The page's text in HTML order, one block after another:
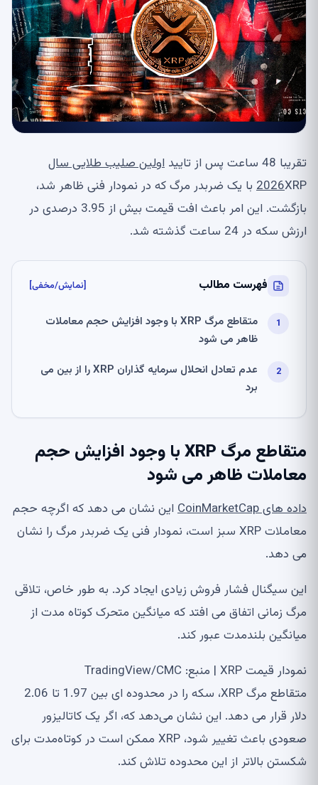
تقریبا 48 ساعت پس از تایید
اولین صلیب طلایی سال
2026 XRP با یک ضربدر مرگ که در نمودار فنی ظاهر شد،
بازگشت. این امر باعث افت قیمت بیش از 3.95 درصدی در
ارزش سکه در 24 ساعت گذشته شد.
فهرست مطالب [نمایش/مخفی]
متقاطع مرگ XRP با وجود افزایش حجم معاملات
ظاهر می شود
عدم تعادل انحلال سرمایه گذاران XRP را از بین می
برد
متقاطع مرگ XRP با وجود افزایش حجم
معاملات ظاهر می شود
داده های CoinMarketCap
این نشان می دهد که اگرچه حجم
معاملات XRP سبز است، نمودار فنی یک ضربدر مرگ را نشان
می دهد.
این سیگنال فشار فروش زیادی ایجاد کرد. به طور خاص، تلاقی
مرگ زمانی اتفاق می افتد که میانگین متحرک کوتاه مدت از
میانگین بلندمدت عبور کند.
نمودار قیمت XRP | منبع: TradingView/CMC
متقاطع مرگ XRP، سکه را در محدوده ای بین 1.97 تا 2.06
دلار قرار می دهد. این نشان می‌دهد که، اگر یک کاتالیزور
صعودی باعث تغییر شود، XRP ممکن است در کوتاه‌مدت برای
شکستن بالاتر از این محدوده تلاش کند.